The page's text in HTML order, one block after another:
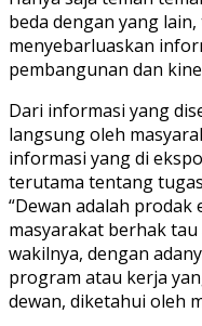
beda dengan yang
menyebarluaskan
pembangunan dan
Dari informasi yang
langsung oleh
informasi yang di
terutama tentang
“Dewan adalah prodak
masyarakat berhak
wakilnya, dengan
program atau kerja
dewan, diketahui oleh